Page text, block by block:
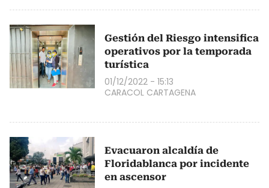
Gestión del Riesgo intensifica
operativos por la temporada
turística
01/12/2022 - 15:13
CARACOL CARTAGENA
Evacuaron alcaldía de
Floridablanca por incidente
en ascensor